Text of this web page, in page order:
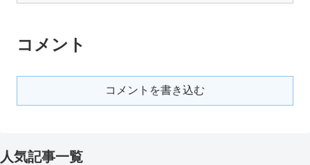
コメント
コメントを書き込む
人気記事一覧